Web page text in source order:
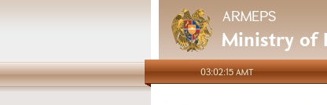
ARMEPS
Ministry of
03:02:15 AMT